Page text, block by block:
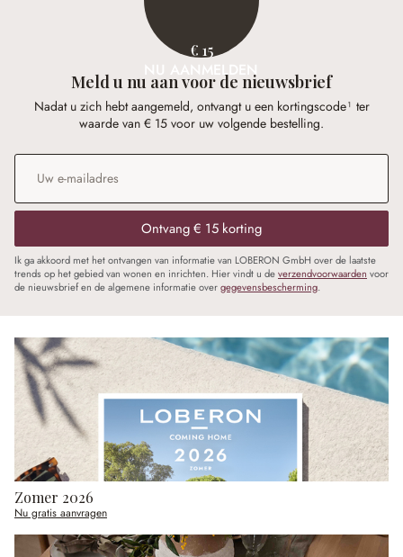
€ 15
NU AANMELDEN
Meld u nu aan voor de nieuwsbrief
Nadat u zich hebt aangemeld, ontvangt u een kortingscode¹ ter
waarde van € 15 voor uw volgende bestelling.
E-mailadres
Ontvang € 15 korting
Ik ga akkoord met het ontvangen van informatie van LOBERON GmbH over de laatste
trends op het gebied van wonen en inrichten. Hier vindt u deverzendvoorwaarden voor
de nieuwsbrief en de algemene informatie overgegevensbescherming.
Zomer 2026
Nu gratis aanvragen